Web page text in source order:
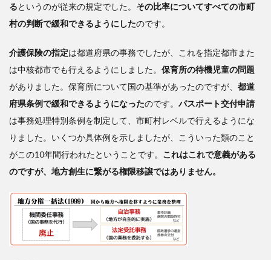
の事
例を
する
るというのが従来の規定でした。 その比率についてすべての市町
村の判断で緩和できるようにしたのです。
介護保険の指定は都道府県の事務でしたが、これを指定都市また
は中核都市でも行えるようにしました。 保育所の待機児童の問題
がありました。保育所について国の基準があったのですが、 都道
府県条例で緩和できるようになったのです。 パスポート交付申請
は事務処理特別条例を制定して、市町村レベルで行えるようにな
りました。いくつか具体例を示しましたが、こういった類のこと
がこの10年間行われたということです。 これはこれで意義がある
のですが、地方創生に繋がる権限移譲ではありません。